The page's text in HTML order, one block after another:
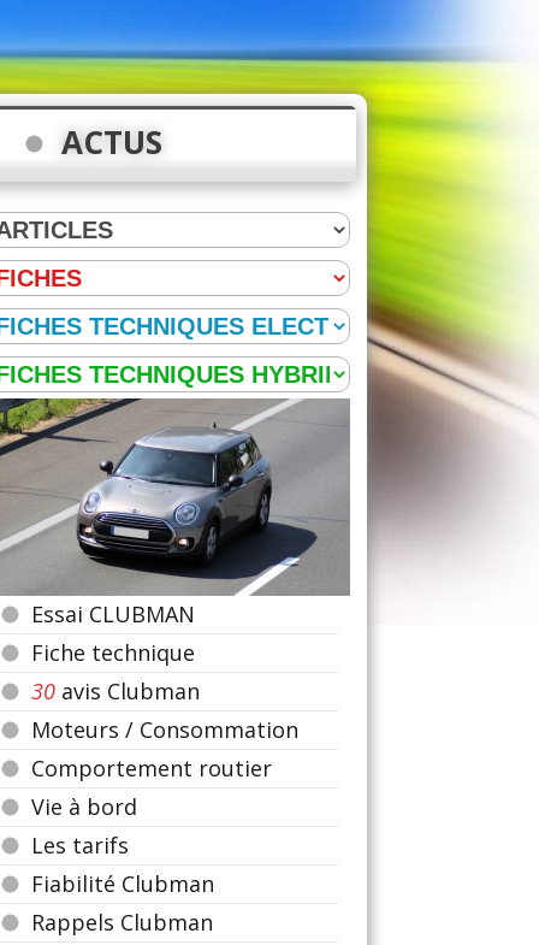
ACTUS
Essai CLUBMAN
Fiche technique
30 avis Clubman
Moteurs / Consommation
Comportement routier
Vie à bord
Les tarifs
Fiabilité Clubman
Rappels Clubman